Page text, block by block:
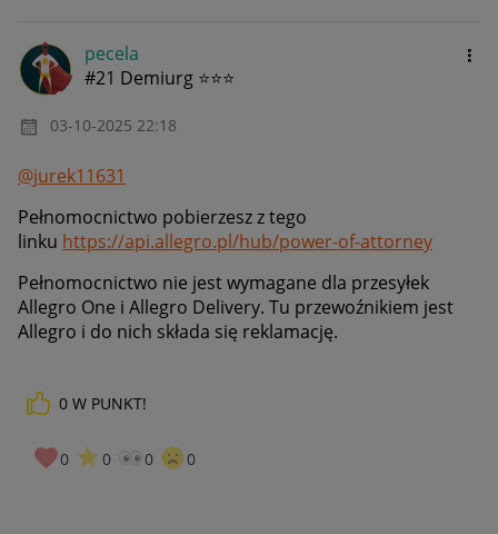
pecela
#21 Demiurg ⭐⭐⭐
‎03-10-2025 22:18
@jurek11631
Pełnomocnictwo pobierzesz z tego
linku https://api.allegro.pl/hub/power-of-attorney
Pełnomocnictwo nie jest wymagane dla przesyłek
Allegro One i Allegro Delivery. Tu przewoźnikiem jest
Allegro i do nich składa się reklamację.
0 W PUNKT!
0 0 0 0